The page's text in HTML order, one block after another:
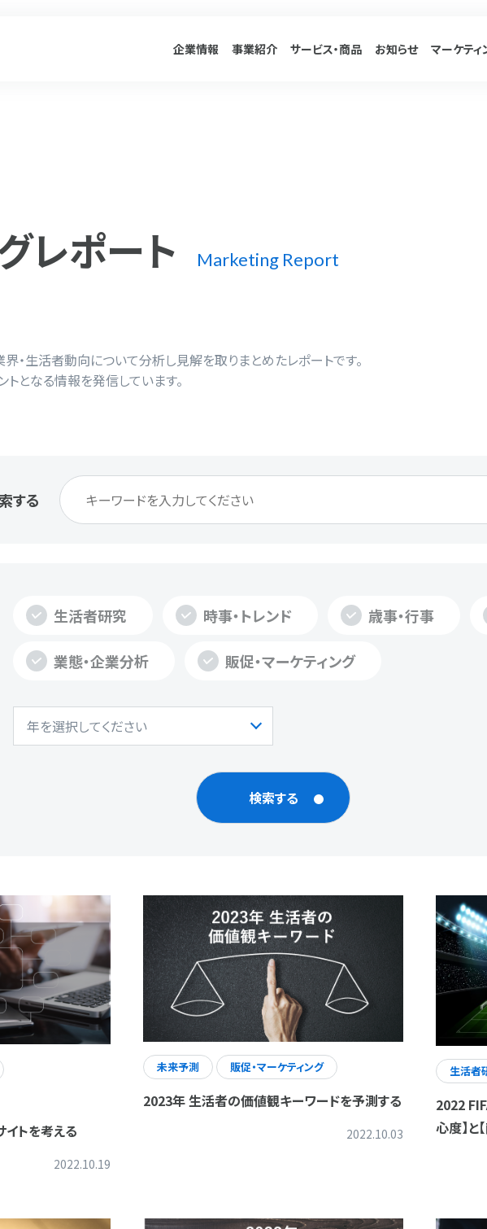
企業情報 事業紹介 サービス・商品 お知らせ マーケティ
レポート Marketing Report
界・生活者動向について分析し見解を取りまとめたレポートです。
となる情報を発信しています。
する
生活者研究 時事・トレンド 歳事・行事
業態・企業分析 販促・マーケティング
検索する
トを考える
2022.10.19
未来予測 販促・マーケティング
2023年 生活者の価値観キーワードを予測する
2022.10.03
生活者
2022
心度】と